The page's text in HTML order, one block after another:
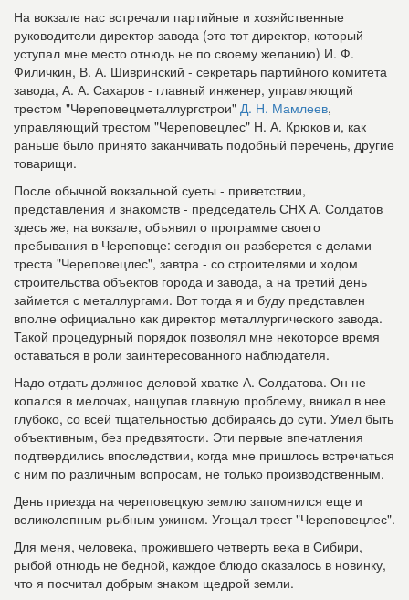
На вокзале нас встречали партийные и хозяйственные
руководители директор завода (это тот директор, который
уступал мне место отнюдь не по своему желанию) И. Ф.
Филичкин, В. А. Шивринский - секретарь партийного комитета
завода, А. А. Сахаров - главный инженер, управляющий
трестом "Череповецметаллургстрои" Д. Н. Мамлеев,
управляющий трестом "Череповецлес" Н. А. Крюков и, как
раньше было принято заканчивать подобный перечень, другие
товарищи.
После обычной вокзальной суеты - приветствии,
представления и знакомств - председатель СНХ А. Солдатов
здесь же, на вокзале, объявил о программе своего
пребывания в Череповце: сегодня он разберется с делами
треста "Череповецлес", завтра - со строителями и ходом
строительства объектов города и завода, а на третий день
займется с металлургами. Вот тогда я и буду представлен
вполне официально как директор металлургического завода.
Такой процедурный порядок позволял мне некоторое время
оставаться в роли заинтересованного наблюдателя.
Надо отдать должное деловой хватке А. Солдатова. Он не
копался в мелочах, нащупав главную проблему, вникал в нее
глубоко, со всей тщательностью добираясь до сути. Умел быть
объективным, без предвзятости. Эти первые впечатления
подтвердились впоследствии, когда мне пришлось встречаться
с ним по различным вопросам, не только производственным.
День приезда на череповецкую землю запомнился еще и
великолепным рыбным ужином. Угощал трест "Череповецлес".
Для меня, человека, прожившего четверть века в Сибири,
рыбой отнюдь не бедной, каждое блюдо оказалось в новинку,
что я посчитал добрым знаком щедрой земли.